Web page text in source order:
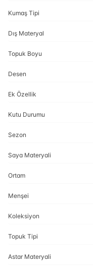
Kumaş Tipi
Dış Materyal
Topuk Boyu
Desen
Ek Özellik
Kutu Durumu
Sezon
Saya Materyali
Ortam
Menşei
Koleksiyon
Topuk Tipi
Astar Materyali